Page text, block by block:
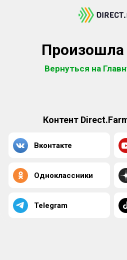
Вернуться на
Контент
Вконтакте
Одноклассники
Telegram